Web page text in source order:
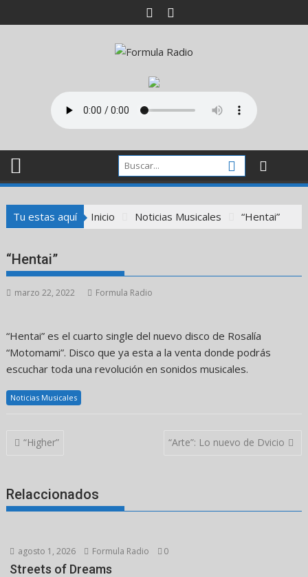
al
Tu estas aquí Inicio Noticias Musicales “Hentai”
“Hentai”
marzo 22, 2022 Formula Radio
“Hentai” es el cuarto single del nuevo disco de Rosalía
“Motomami”. Disco que ya esta a la venta donde podrás
escuchar toda una revolución en sonidos musicales.
Noticias Musicales
Navegación
“Higher” “Arte”: Lo nuevo de Dvicio
Relaccionados
agosto 1, 2026 Formula Radio 0
Streets of Dreams